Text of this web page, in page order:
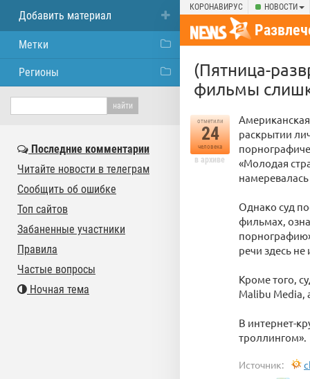
КОРОНАВИРУС НОВОСТИ
(Пятница-
фильмы
отметили
24
человека
в архиве
раскрытии
«Молодая
Однако суд
фильмах,
речи здесь
Кроме того,
Malibu Media,
В интернет-
троллингом».
Источник:
Добавить материал
Метки
Регионы
Последние комментарии
Читайте новости в телеграм
Сообщить об ошибке
Топ сайтов
Забаненные участники
Правила
Частые вопросы
Ночная тема